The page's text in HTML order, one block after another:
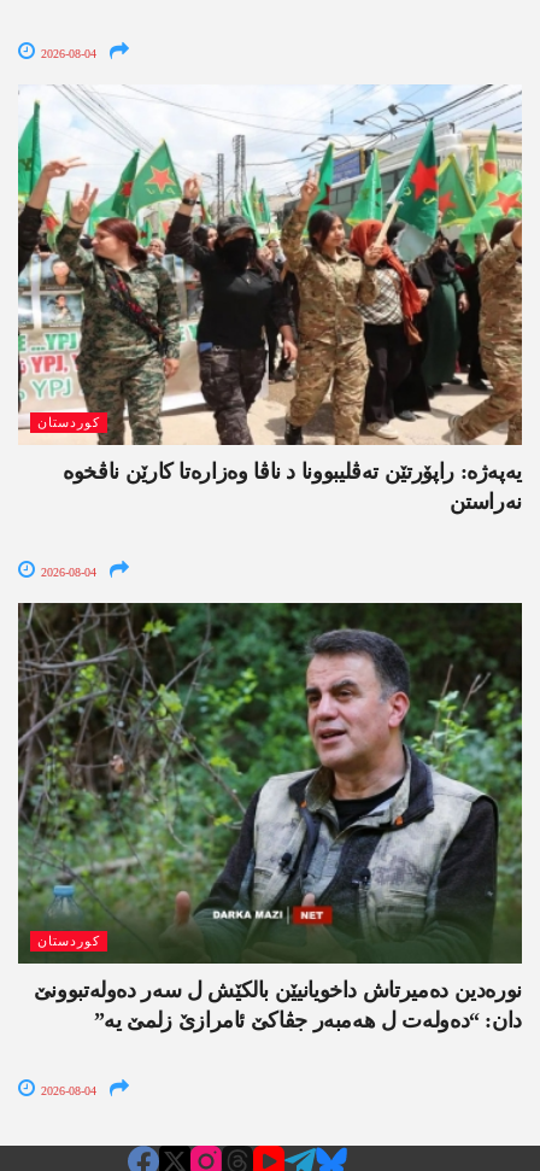
2026-08-04
کوردستان
یەپەژە: راپۆرتێن تەڤلیبوونا د ناڤا وەزارەتا کارێن ناڤخوە
نەراستن
2026-08-04
کوردستان
نورەدین دەمیرتاش داخویانیێن بالکێش ل سەر دەولەتبوونێ
دان: “دەولەت ل ھەمبەر جڤاکێ ئامرازێ زلمێ یە”
2026-08-04